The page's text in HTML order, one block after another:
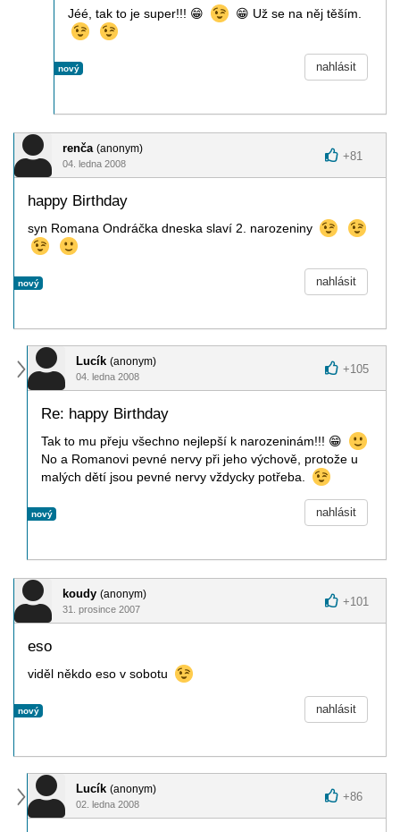
Jéé, tak to je super!!! 😁 😁 Už se na něj těším.
nový nahlásit
renča (anonym)
04. ledna 2008
+81
happy Birthday
syn Romana Ondráčka dneska slaví 2. narozeniny
nový nahlásit
Lucík (anonym)
04. ledna 2008
+105
Re: happy Birthday
Tak to mu přeju všechno nejlepší k narozeninám!!! 😁
No a Romanovi pevné nervy při jeho výchově, protože u
malých dětí jsou pevné nervy vždycky potřeba.
nový nahlásit
koudy (anonym)
31. prosince 2007
+101
eso
viděl někdo eso v sobotu
nový nahlásit
Lucík (anonym)
02. ledna 2008
+86